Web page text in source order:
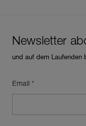
Newsletter
und auf dem Laufenden
Email *